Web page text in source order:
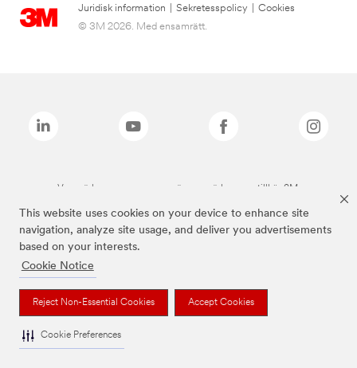
This website uses cookies on your device to enhance site
navigation, analyze site usage, and deliver you advertisements
based on your interests.
Cookie Notice
Reject Non-Essential Cookies Accept Cookies
Cookie Preferences
Juridisk information Sekretesspolicy
Cookies
© 3M 2026. Med ensamrätt.
Varumärken som anges ovan är varumärken som tillhör 3M.